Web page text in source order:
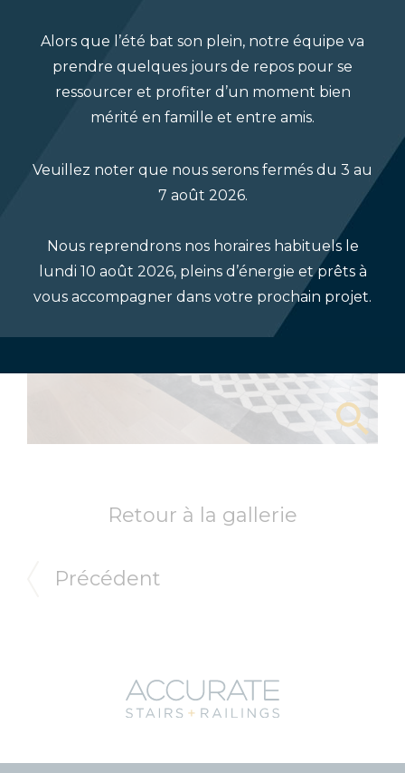
Précédent
Retour à la gallerie
Alors que l’été bat son plein, notre équipe va
prendre quelques jours de repos pour se
ressourcer et profiter d’un moment bien
mérité en famille et entre amis.
Veuillez noter que nous serons fermés du 3 au
7 août 2026.
Nous reprendrons nos horaires habituels le
lundi 10 août 2026, pleins d’énergie et prêts à
vous accompagner dans votre prochain projet.